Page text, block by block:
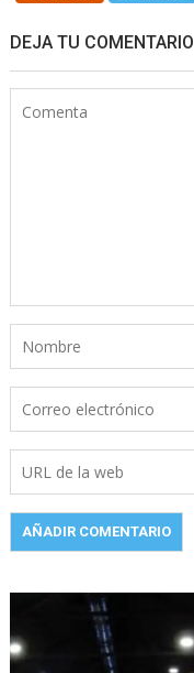
DEJA TU COMENTARIO